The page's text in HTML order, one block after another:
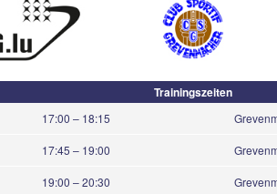
Trainingszeiten
17:00 – 18:15
17:45 – 19:00
19:00 – 20:30